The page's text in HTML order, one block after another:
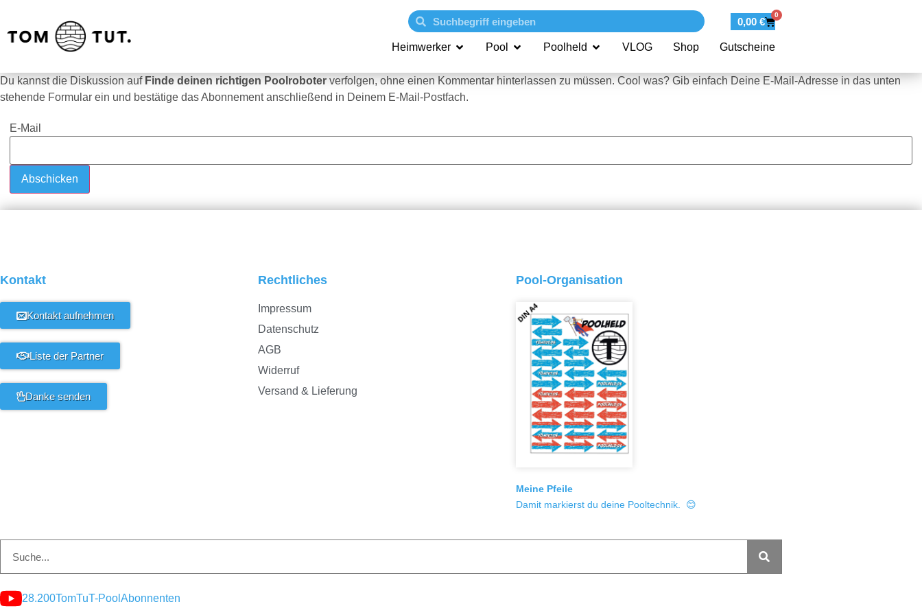
0,00 €
0
Heimwerker Pool Poolheld VLOG Shop Gutscheine
Du kannst die Diskussion auf Finde deinen richtigen Poolroboter verfolgen, ohne einen Kommentar hinterlassen zu müssen. Cool was? Gib einfach Deine E-Mail-Adresse in das unten
stehende Formular ein und bestätige das Abonnement anschließend in Deinem E-Mail-Postfach.
E-Mail
Kontakt
Kontakt aufnehmen
Liste der Partner
Danke senden
Rechtliches
Impressum
Datenschutz
AGB
Widerruf
Versand & Lieferung
Pool-Organisation
Meine Pfeile
Damit markierst du deine Pooltechnik. 😊
28.200TomTuT-Pool Abonnenten